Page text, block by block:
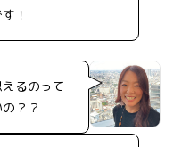
！
るのって
？？